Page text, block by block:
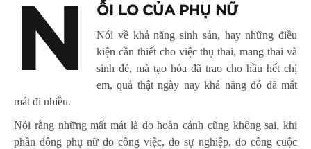
N ỖI LO CỦA PHỤ NỮ
Nói về khả năng sinh sản, hay những điều
kiện cần thiết cho việc thụ thai, mang thai và
sinh đẻ, mà tạo hóa đã trao cho hầu hết chị
em, quả thật ngày nay khả năng đó đã mất
mát đi nhiều.
Nói rằng những mất mát là do hoàn cảnh cũng không sai, khi
phần đông phụ nữ do công việc, do sự nghiệp, do công cuộc